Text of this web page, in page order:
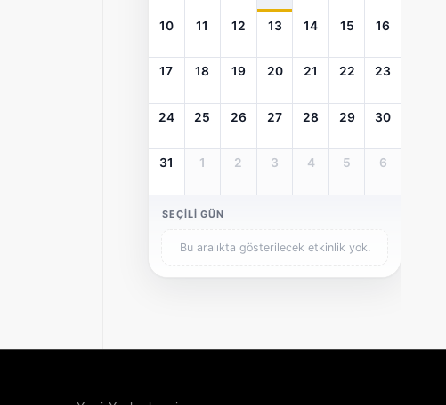
10 11 12 13 14 15 16
17 18 19 20 21 22 23
24 25 26 27 28 29 30
31 1 2 3 4 5 6
SEÇILI GÜN
Bu aralıkta gösterilecek etkinlik yok.